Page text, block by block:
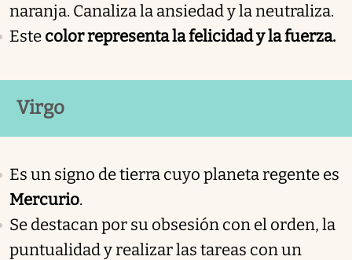
naranja. Canaliza la ansiedad y la neutraliza.
Este color representa la felicidad y la fuerza.
Virgo
Es un signo de tierra cuyo planeta regente es
Mercurio.
Se destacan por su obsesión con el orden, la
puntualidad y realizar las tareas con un